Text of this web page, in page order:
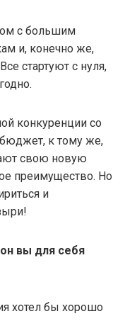
с большим
и, конечно же,
стартуют с нуля,
конкуренции со
к тому же,
свою новую
преимущество. Но
и
вы для себя
хотел бы хорошо